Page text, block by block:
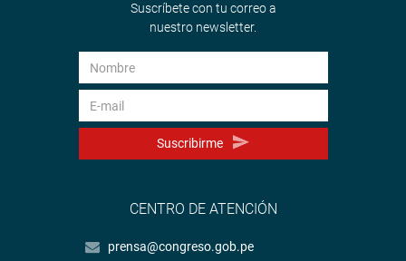
Suscríbete con tu correo a
nuestro newsletter.
Suscribirme
CENTRO DE ATENCIÓN
prensa@congreso.gob.pe